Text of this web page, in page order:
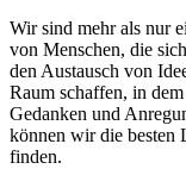
Wir sind mehr als nur
von Menschen, die
den Austausch von
Raum schaffen, in
Gedanken und
können wir die besten
finden.